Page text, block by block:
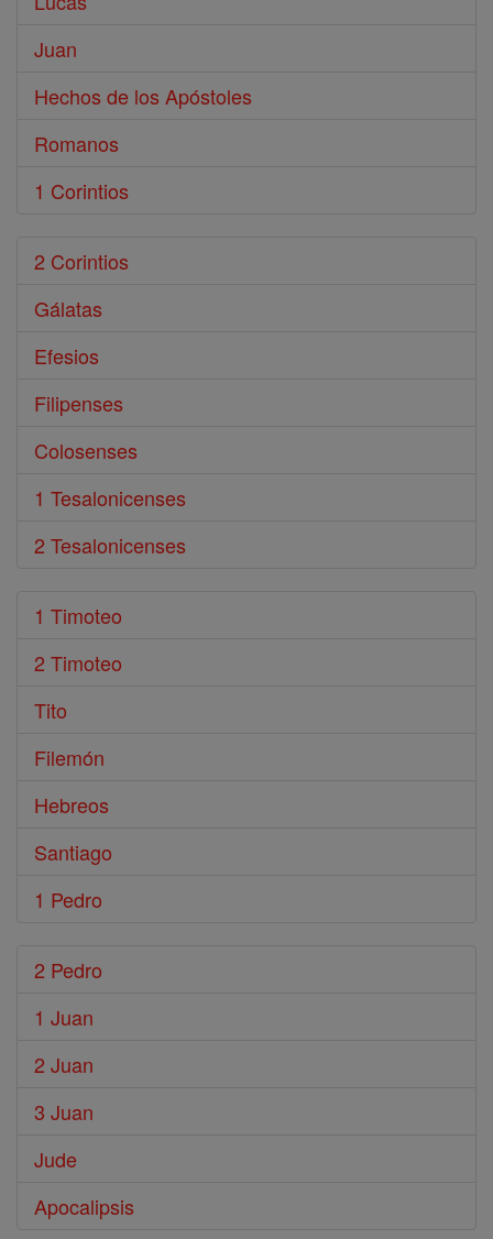
Juan
Hechos de los Apóstoles
Romanos
1 Corintios
2 Corintios
Gálatas
Efesios
Filipenses
Colosenses
1 Tesalonicenses
2 Tesalonicenses
1 Timoteo
2 Timoteo
Tito
Filemón
Hebreos
Santiago
1 Pedro
2 Pedro
1 Juan
2 Juan
3 Juan
Jude
Apocalipsis